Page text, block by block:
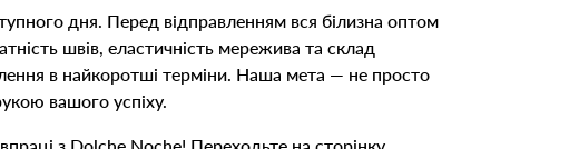
дня. Перед відправленням вся білизна оптом
швів, еластичність мережива та склад
в найкоротші терміни. Наша мета — не просто
вашого успіху.